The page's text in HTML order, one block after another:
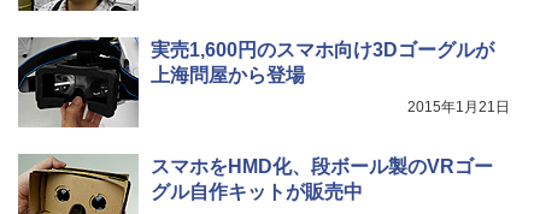
実売1,600円のスマホ向け3Dゴーグルが
上海問屋から登場
2015年1月21日
スマホをHMD化、段ボール製のVRゴー
グル自作キットが販売中